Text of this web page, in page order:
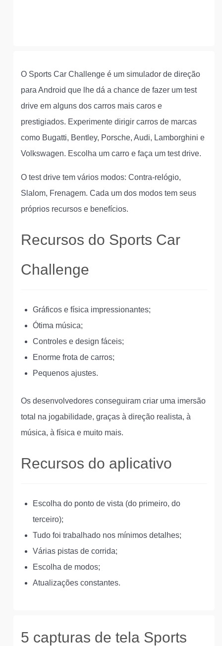
O Sports Car Challenge é um simulador de direção
para Android que lhe dá a chance de fazer um test
drive em alguns dos carros mais caros e
prestigiados. Experimente dirigir carros de marcas
como Bugatti, Bentley, Porsche, Audi, Lamborghini e
Volkswagen. Escolha um carro e faça um test drive.
O test drive tem vários modos: Contra-relógio,
Slalom, Frenagem. Cada um dos modos tem seus
próprios recursos e benefícios.
Recursos do Sports Car
Challenge
Gráficos e física impressionantes;
Ótima música;
Controles e design fáceis;
Enorme frota de carros;
Pequenos ajustes.
Os desenvolvedores conseguiram criar uma imersão
total na jogabilidade, graças à direção realista, à
música, à física e muito mais.
Recursos do aplicativo
Escolha do ponto de vista (do primeiro, do
terceiro);
Tudo foi trabalhado nos mínimos detalhes;
Várias pistas de corrida;
Escolha de modos;
Atualizações constantes.
5 capturas de tela Sports